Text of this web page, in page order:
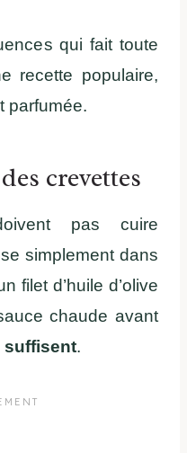
qui fait toute
recette populaire,
parfumée.
crevettes
pas cuire
simplement dans
filet d’huile d’olive
chaude avant
suffisent.